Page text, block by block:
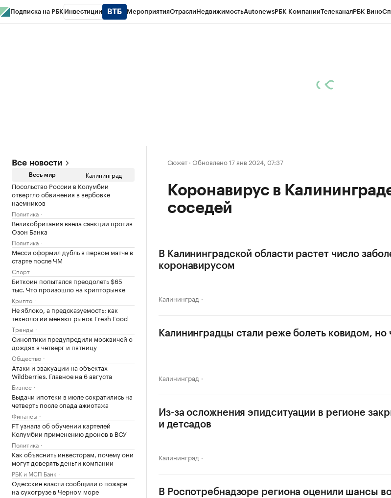
Подписка на РБК Инвестиции МероприятияОтраслиНедвижимостьAutonewsРБК КомпанииТелеканалРБК Вино
Все новости
Весь мир Калининград
Посольство России в Колумбии
отвергло обвинения в вербовке
наемников
Политика
Великобритания ввела санкции против
Озон Банка
Политика
Месси оформил дубль в первом матче в
старте после ЧМ
Спорт
Биткоин попытался преодолеть $65
тыс. Что произошло на крипторынке
Крипто
Не яблоко, а предсказуемость: как
технологии меняют рынок Fresh Food
Тренды
Синоптики предупредили москвичей о
дождях в четверг и пятницу
Общество
Атаки и эвакуации на объектах
Wildberries. Главное на 6 августа
Бизнес
Выдачи ипотеки в июле сократились на
четверть после спада ажиотажа
Финансы
FT узнала об обучении картелей
Колумбии применению дронов в ВСУ
Политика
Как объяснить инвесторам, почему они
могут доверять деньги компании
РБК и МСП Банк
Одесские власти сообщили о пожаре
на сухогрузе в Черном море
Сюжет · Обновлено 17 янв 2024, 07:37
Коронавирус в
соседей
В Калининградской области растет число
коронавирусом
Калининград
Калининградцы стали реже болеть ковидом,
Калининград
Из-за осложнения эпидситуации в регионе
и детсадов
Калининград
В Роспотребнадзоре региона оценили шансы